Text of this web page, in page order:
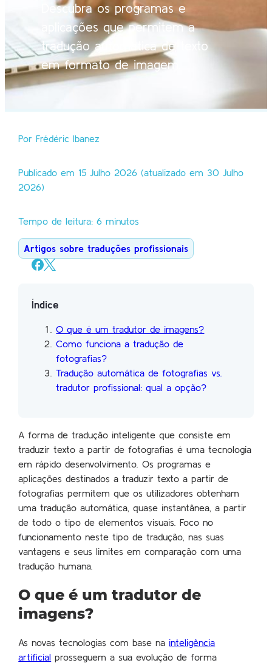
Descubra os programas e
aplicações que permitem a
tradução automática de texto
em formato de imagem.
Por Frédéric Ibanez
Publicado em 15 Julho 2026 (atualizado em 30 Julho
2026)
Tempo de leitura: 6 minutos
Artigos sobre traduções profissionais
A forma de tradução inteligente que consiste em
traduzir texto a partir de fotografias é uma tecnologia
em rápido desenvolvimento. Os programas e
aplicações destinados a traduzir texto a partir de
fotografias permitem que os utilizadores obtenham
uma tradução automática, quase instantânea, a partir
de todo o tipo de elementos visuais. Foco no
funcionamento neste tipo de tradução, nas suas
vantagens e seus limites em comparação com uma
tradução humana.
O que é um tradutor de
imagens?
As novas tecnologias com base na inteligência
artificial prosseguem a sua evolução de forma
Índice
O que é um tradutor de imagens?
Como funciona a tradução de
fotografias?
Tradução automática de fotografias vs.
tradutor profissional: qual a opção?